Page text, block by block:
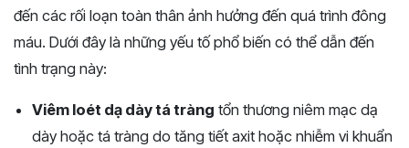
đến các rối loạn toàn thân ảnh hưởng đến quá trình đông
máu. Dưới đây là những yếu tố phổ biến có thể dẫn đến
tình trạng này:
Viêm loét dạ dày tá tràng tổn thương niêm mạc dạ
dày hoặc tá tràng do tăng tiết axit hoặc nhiễm vi khuẩn